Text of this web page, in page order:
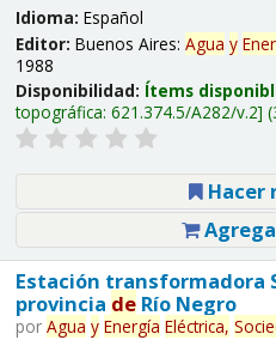
Idioma: Español
Editor: Buenos Aires: Agua y
1988
Disponibilidad: Ítems
topográfica: 621.374.5/A282/v.2
Hacer
Estación transformadora
provincia deRío Negro
por Agua y Energía Eléctrica,